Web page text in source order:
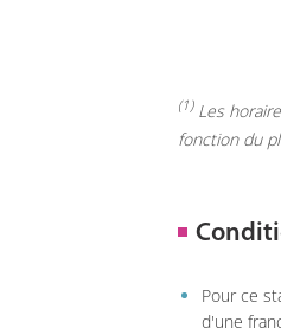
(1)Les
fonction du
Pour ce
d'une